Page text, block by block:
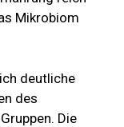
Mikrobiom
deutliche
des
Die